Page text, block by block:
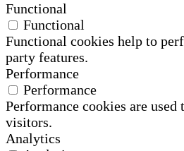
Functional
Functional
Functional cookies help to
party features.
Performance
Performance
Performance cookies are
visitors.
Analytics